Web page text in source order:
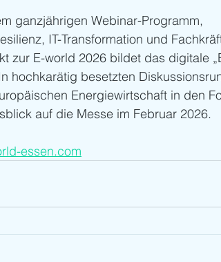
ganzjährigen Webinar-Programm,
IT-Transformation und
zur E-world 2026 bildet das digitale
hochkarätig besetzten
Energiewirtschaft in den
auf die Messe im Februar 2026.
essen.com